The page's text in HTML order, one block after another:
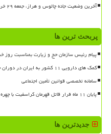
آخرین وضعیت جاده چالوس و هراز، جمعه ۲۹ خرداد
پربحث ترین ها
پیام رئیس سازمان حج و زیارت بمناسبت روز
کمک های دارویی ۱۱ کشور به ایران در دوران جنگ
سامانه تخصصی قوانین تأمین اجتماعی
پایان ۱۱ ماه فرار قاتل قهرمان کراسفیت با چهره ای تغییرکرده دستگیر شد
جدیدترین ها